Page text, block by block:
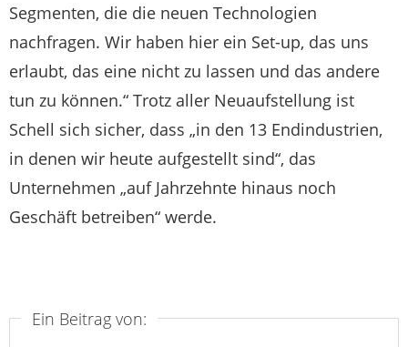
Segmenten, die die neuen Technologien
nachfragen. Wir haben hier ein Set-up, das uns
erlaubt, das eine nicht zu lassen und das andere
tun zu können.“ Trotz aller Neuaufstellung ist
Schell sich sicher, dass „in den 13 Endindustrien,
in denen wir heute aufgestellt sind“, das
Unternehmen „auf Jahrzehnte hinaus noch
Geschäft betreiben“ werde.
Ein Beitrag von: